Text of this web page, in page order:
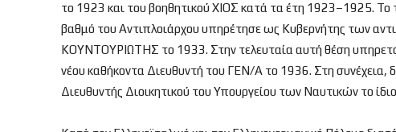
το 1923 και του βοηθητικού ΧΙΟΣ κατά τα έτη 1923–1925.
βαθμό του Αντιπλοιάρχου υπηρέτησε ως Κυβερνήτης των
ΚΟΥΝΤΟΥΡΙΩΤΗΣ το 1933. Στην τελευταία αυτή θέση
νέου καθήκοντα Διευθυντή του ΓΕΝ/Α το 1936. Στη συνέχεια,
Διευθυντής Διοικητικού του Υπουργείου των Ναυτικών το